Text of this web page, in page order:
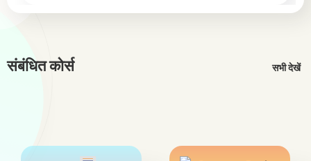
संबंधित कोर्स सभी देखें